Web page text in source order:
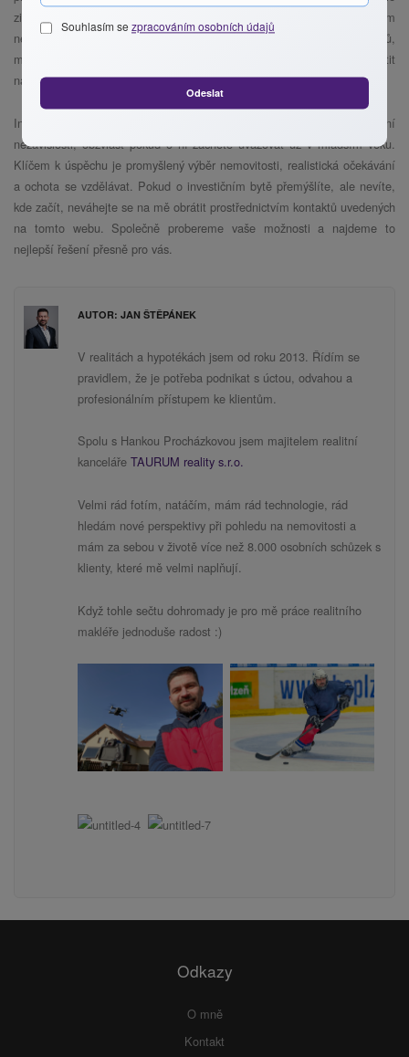
zisky, aniž by počítali s reálnými náklady, daněmi nebo rizikem
neobsazenosti. Klíčové je proto dobře znát cílovou skupinu nájemníků,
mít alespoň základní přehled o právních povinnostech a nebát se obrátit
na odborníka.
Investice do bytu může být skvělým startem na cestě k finanční
nezávislosti, obzvlášť pokud o ní začnete uvažovat už v mladším věku.
Klíčem k úspěchu je promyšlený výběr nemovitosti, realistická očekávání
a ochota se vzdělávat. Pokud o investičním bytě přemýšlíte, ale nevíte,
kde začít, neváhejte se na mě obrátit prostřednictvím kontaktů uvedených
na tomto webu. Společně probereme vaše možnosti a najdeme to
nejlepší řešení přesně pro vás.
AUTOR: JAN ŠTĚPÁNEK
V realitách a hypotékách jsem od roku 2013. Řídím se
pravidlem, že je potřeba podnikat s úctou, odvahou a
profesionálním přístupem ke klientům.
Spolu s Hankou Procházkovou jsem majitelem realitní
kancelářeTAURUM reality s.r.o.
Velmi rád fotím, natáčím, mám rád technologie, rád
hledám nové perspektivy při pohledu na nemovitosti a
mám za sebou v životě více než 8.000 osobních schůzek s
klienty, které mě velmi naplňují.
Když tohle sečtu dohromady je pro mě práce realitního
makléře jednoduše radost :)
Odkazy
O mně
Kontakt
Souhlasím se zpracováním osobních údajů
Odeslat